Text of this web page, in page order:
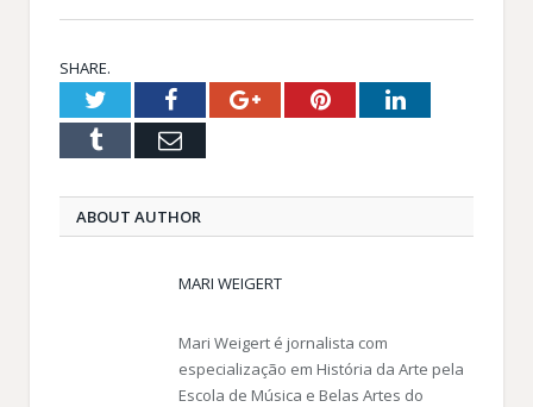
SHARE.
TwitterFacebookGoogle+PinterestLinkedIn
Tumblr Email
ABOUT AUTHOR
MARI WEIGERT
Mari Weigert é jornalista com
especialização em História da Arte pela
Escola de Música e Belas Artes do